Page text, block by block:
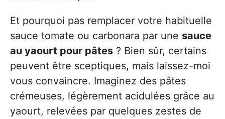
Et pourquoi pas remplacer votre habituelle
sauce tomate ou carbonara par une sauce
au yaourt pour pâtes ? Bien sûr, certains
peuvent être sceptiques, mais laissez-moi
vous convaincre. Imaginez des pâtes
crémeuses, légèrement acidulées grâce au
yaourt, relevées par quelques zestes de